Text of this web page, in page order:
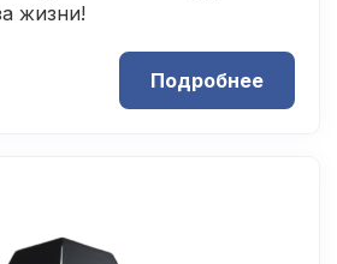
жизни!
Подробнее